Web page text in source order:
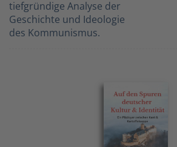
tiefgründige Analyse der
Geschichte und Ideologie
des Kommunismus.